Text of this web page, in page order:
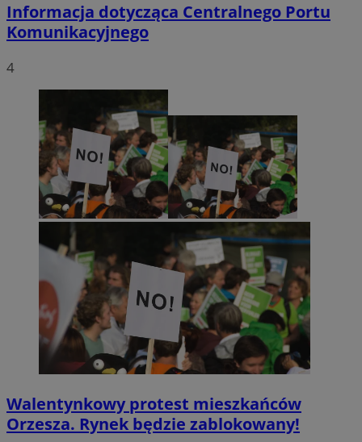
Informacja dotycząca Centralnego Portu
Komunikacyjnego
4
Walentynkowy protest mieszkańców
Orzesza. Rynek będzie zablokowany!